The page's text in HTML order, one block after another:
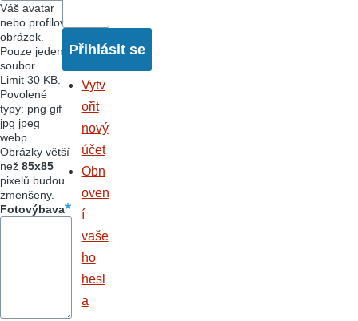
Váš avatar
nebo profilový
obrázek.
Pouze jeden
soubor.
Limit 30 KB.
Povolené
typy: png gif
jpg jpeg
webp.
Obrázky větší
než 85x85
pixelů budou
zmenšeny.
Fotovýbava
Vytv
ořit
nový
účet
Obn
oven
í
vaše
ho
hesl
a